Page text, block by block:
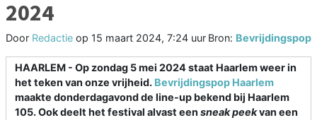
2024
Door Redactie op 15 maart 2024, 7:24 uur Bron: Bevrijdingspop
HAARLEM - Op zondag 5 mei 2024 staat Haarlem weer in
het teken van onze vrijheid. Bevrijdingspop Haarlem
maakte donderdagavond de line-up bekend bij Haarlem
105. Ook deelt het festival alvast een sneak peekvan een